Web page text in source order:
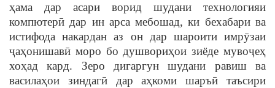
ҳама дар асари ворид шудани технологияи
компютерӣ дар ин арса мебошад, ки бехабари ва
истифода накардан аз он дар шароити имрӯзаи
ҷаҳонишавӣ моро бо душвориҳои зиёде мувоҷеҳ
хоҳад кард. Зеро дигаргун шудани равиш ва
василаҳои зиндагӣ дар аҳкоми шаръӣ таъсири